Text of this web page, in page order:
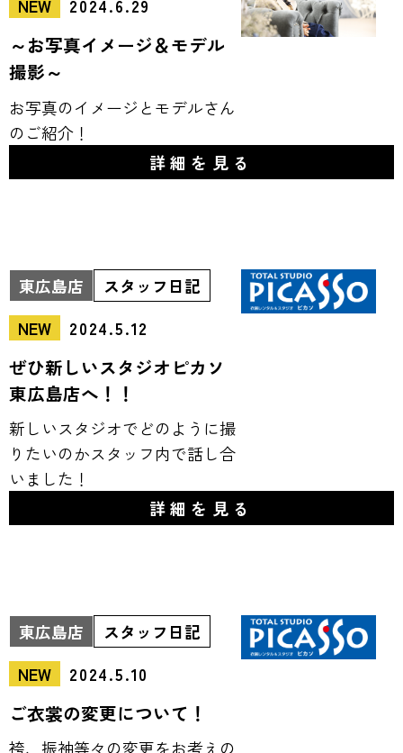
NEW
2024.6.29
～お写真イメージ＆モデル
撮影～
お写真のイメージとモデルさん
のご紹介！
詳細を見る
東広島店
スタッフ日記
NEW
2024.5.12
ぜひ新しいスタジオピカソ
東広島店へ！！
新しいスタジオでどのように撮
りたいのかスタッフ内で話し合
いました！
詳細を見る
東広島店
スタッフ日記
NEW
2024.5.10
ご衣裳の変更について！
袴、振袖等々の変更をお考えの